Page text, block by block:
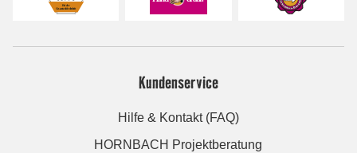
Kundenservice
Hilfe & Kontakt (FAQ)
HORNBACH Projektberatung